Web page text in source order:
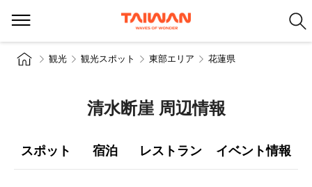
観光 観光スポット 東部エリア 花蓮県
清水断崖 周辺情報
スポット 宿泊 レストラン イベント情報